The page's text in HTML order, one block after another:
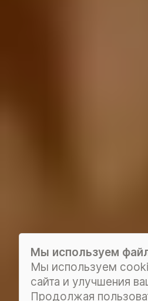
Мы используем
Мы используем
сайта и улучшения
Продолжая